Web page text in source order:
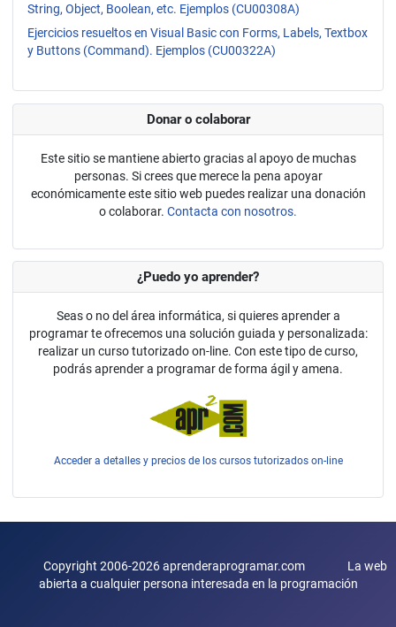
String, Object, Boolean, etc. Ejemplos (CU00308A)
Ejercicios resueltos en Visual Basic con Forms, Labels, Textbox
y Buttons (Command). Ejemplos (CU00322A)
Donar o colaborar
Este sitio se mantiene abierto gracias al apoyo de muchas
personas. Si crees que merece la pena apoyar
económicamente este sitio web puedes realizar una donación
o colaborar. Contacta con nosotros.
¿Puedo yo aprender?
Seas o no del área informática, si quieres aprender a
programar te ofrecemos una solución guiada y personalizada:
realizar un curso tutorizado on-line. Con este tipo de curso,
podrás aprender a programar de forma ágil y amena.
Acceder a detalles y precios de los cursos tutorizados on-line
Copyright 2006-2026 aprenderaprogramar.com La web
abierta a cualquier persona interesada en la programación